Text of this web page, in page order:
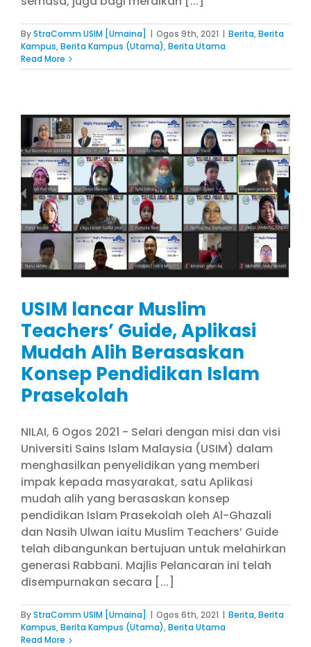
ByStraComm USIM [Umaina] | Ogos 9th, 2021 | Berita,Berita
Kampus,Berita Kampus (Utama),Berita Utama
Read More
USIM lancar Muslim
Teachers’ Guide, Aplikasi
Mudah Alih Berasaskan
Konsep Pendidikan Islam
Prasekolah
NILAI, 6 Ogos 2021 - Selari dengan misi dan visi
Universiti Sains Islam Malaysia (USIM) dalam
menghasilkan penyelidikan yang memberi
impak kepada masyarakat, satu Aplikasi
mudah alih yang berasaskan konsep
pendidikan Islam Prasekolah oleh Al-Ghazali
dan Nasih Ulwan iaitu Muslim Teachers’ Guide
telah dibangunkan bertujuan untuk melahirkan
generasi Rabbani. Majlis Pelancaran ini telah
disempurnakan secara [...]
ByStraComm USIM [Umaina] | Ogos 6th, 2021 | Berita,Berita
Kampus,Berita Kampus (Utama),Berita Utama
Read More